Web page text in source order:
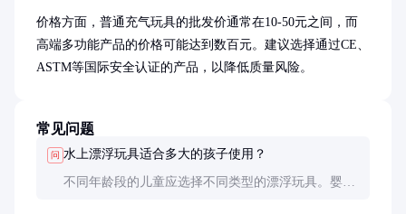
价格方面，普通充气玩具的批发价通常在10-50元之间，而
高端多功能产品的价格可能达到数百元。建议选择通过CE、
ASTM等国际安全认证的产品，以降低质量风险。
常见问题
问 水上漂浮玩具适合多大的孩子使用？
不同年龄段的儿童应选择不同类型的漂浮玩具。婴幼